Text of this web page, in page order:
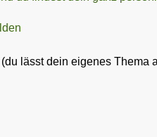
lässt dein eigenes Thema